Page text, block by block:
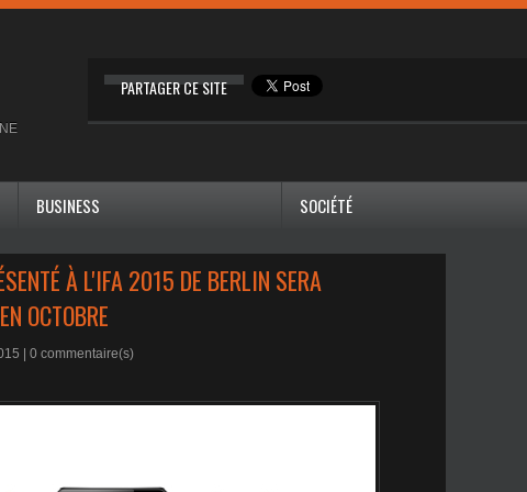
PARTAGER CE SITE
BUSINESS SOCIÉTÉ
À L'IFA 2015 DE BERLIN SERA
OCTOBRE
| 0 commentaire(s)